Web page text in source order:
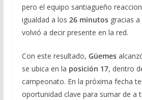
pero el equipo santiagueño
igualdad a los 26 minutosgracias a
volvió a decir presente en la red.
Con este resultado, Güemes
se ubica en la posición 17, dentro
campeonato. En la próxima fecha
oportunidad clave para sumar de a